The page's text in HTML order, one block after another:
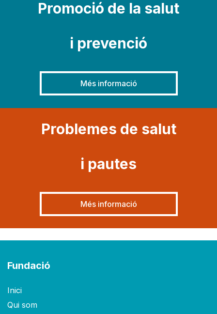
Promoció de la salut
i prevenció
Més informació
Problemes de salut
i pautes
Més informació
Fundació
Inici
Qui som